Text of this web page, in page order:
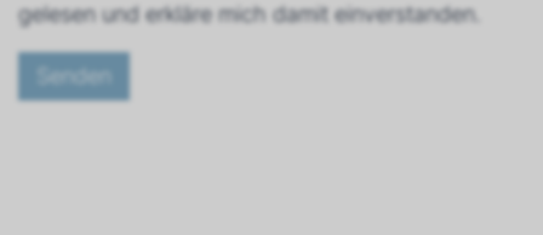
gelesen und erkläre mich damit einverstanden.